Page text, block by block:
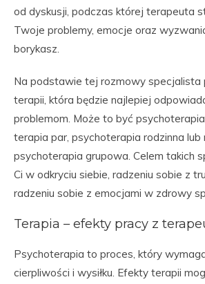
od dyskusji, podczas której terapeuta
Twoje problemy, emocje oraz
borykasz.
Na podstawie tej rozmowy specjalista
terapii, która będzie najlepiej
problemom. Może to być
terapia par, psychoterapia rodzinna
psychoterapia grupowa. Celem takich
Ci w odkryciu siebie, radzeniu sobie z
radzeniu sobie z emocjami w zdrowy
Terapia – efekty pracy z
Psychoterapia to proces, który
cierpliwości i wysiłku. Efekty terapii